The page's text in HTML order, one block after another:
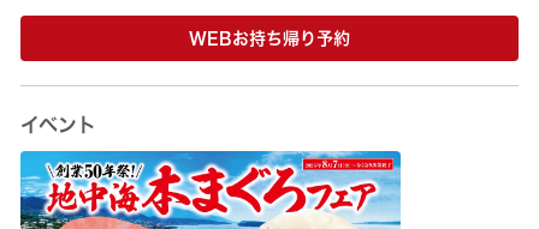
WEBお持ち帰り予約
イベント